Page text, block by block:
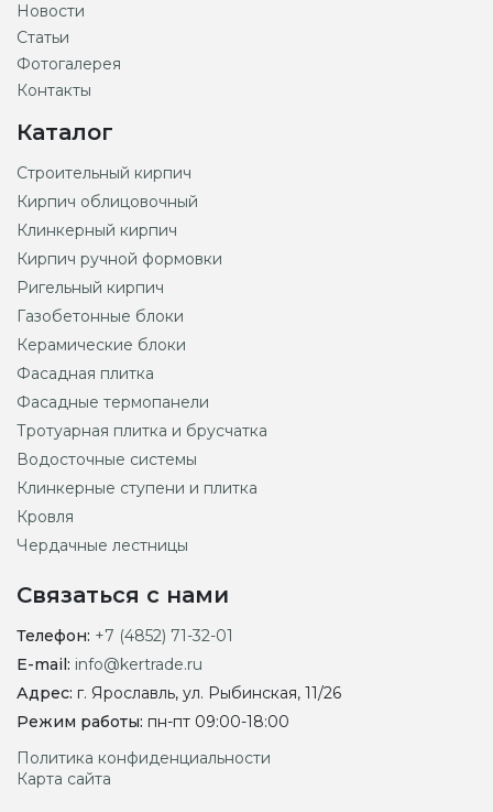
Новости
Статьи
Фотогалерея
Контакты
Каталог
Строительный кирпич
Кирпич облицовочный
Клинкерный кирпич
Кирпич ручной формовки
Ригельный кирпич
Газобетонные блоки
Керамические блоки
Фасадная плитка
Фасадные термопанели
Тротуарная плитка и брусчатка
Водосточные системы
Клинкерные ступени и плитка
Кровля
Чердачные лестницы
Связаться с нами
Телефон: +7 (4852) 71-32-01
E-mail: info@kertrade.ru
Адрес: г. Ярославль, ул. Рыбинская, 11/26
Режим работы: пн-пт 09:00-18:00
Политика конфиденциальности
Карта сайта